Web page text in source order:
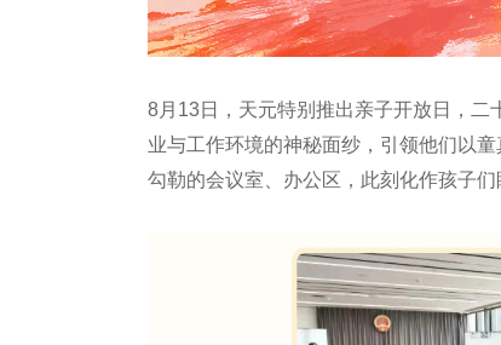
8月13日，天元特别推出亲子开放日，二
业与工作环境的神秘面纱，引领他们以
勾勒的会议室、办公区，此刻化作孩子们